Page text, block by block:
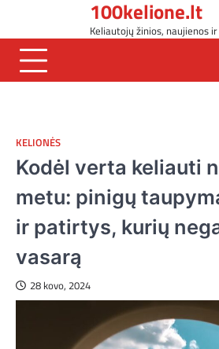
content
100kelione.lt
Keliautojų žinios, naujienos
KELIONĖS
Kodėl verta keliauti
metu: pinigų
ir patirtys, kurių
vasarą
28 kovo, 2024